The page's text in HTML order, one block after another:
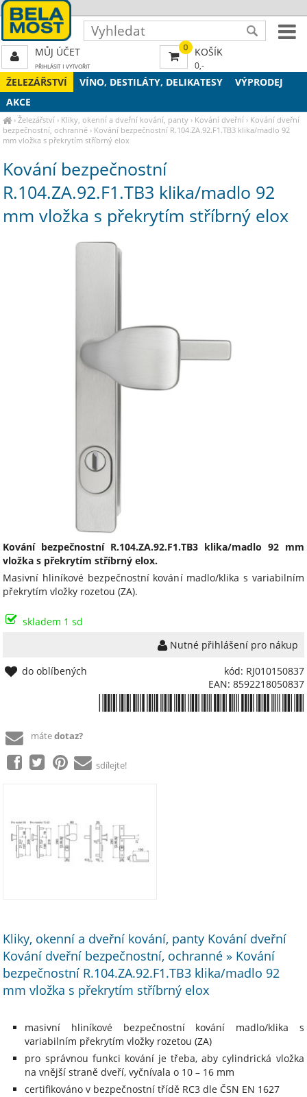
ŽELEZÁŘSTVÍ VÍNO, DESTILÁTY, DELIKATESY
VÝPRODEJ
AKCE
›Železářství › Kliky, okenní a dveřní kování, panty › Kování dveřní › Kování dveřní
bezpečnostní, ochranné › Kování bezpečnostní R.104.ZA.92.F1.TB3 klika/madlo 92
mm vložka s překrytím stříbrný elox
Kování bezpečnostní
R.104.ZA.92.F1.TB3 klika/madlo 92
mm vložka s překrytím stříbrný elox
Kování bezpečnostní R.104.ZA.92.F1.TB3 klika/madlo 92 mm
vložka s překrytím stříbrný elox.
Masivní hliníkové bezpečnostní kování madlo/klika s variabilním
překrytím vložky rozetou (ZA).
skladem 1 sd
Nutné přihlášení pro nákup
kód: RJ010150837
EAN: 8592218050837
do oblíbených
mátedotaz?
sdílejte!
Kliky, okenní a dveřní kování, panty Kování dveřní
Kování dveřní bezpečnostní, ochranné » Kování
bezpečnostní R.104.ZA.92.F1.TB3 klika/madlo 92
mm vložka s překrytím stříbrný elox
masivní hliníkové bezpečnostní kování madlo/klika s
variabilním překrytím vložky rozetou (ZA)
pro správnou funkci kování je třeba, aby cylindrická vložka
na vnější straně dveří, vyčnívala o 10 – 16 mm
certifikováno v bezpečnostní třídě RC3 dle ČSN EN 1627
0 KOŠÍK
0,-
MŮJ ÚČET
PŘIHLÁSIT| VYTVOŘIT